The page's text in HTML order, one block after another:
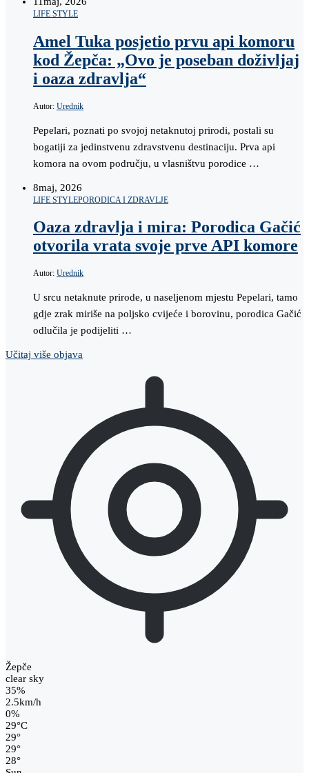
LIFE STYLE
Amel Tuka posjetio prvu api komoru
kod Žepča: „Ovo je poseban doživljaj
i oaza zdravlja“
Autor: Urednik
Pepelari, poznati po svojoj netaknutoj prirodi, postali su
bogatiji za jedinstvenu zdravstvenu destinaciju. Prva api
komora na ovom području, u vlasništvu porodice …
8maj, 2026
LIFE STYLEPORODICA I ZDRAVLJE
Oaza zdravlja i mira: Porodica Gačić
otvorila vrata svoje prve API komore
Autor: Urednik
U srcu netaknute prirode, u naseljenom mjestu Pepelari, tamo
gdje zrak miriše na poljsko cvijeće i borovinu, porodica Gačić
odlučila je podijeliti …
Učitaj više objava
Žepče
clear sky
35%
2.5km/h
0%
29°C
29°
29°
28°